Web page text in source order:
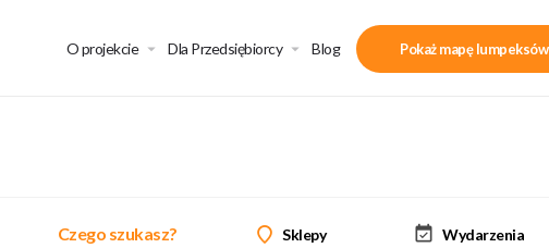
O projekcie Dla Przedsiębiorcy Blog Pokaż mapę lumpeksów
Czego szukasz? Sklepy Wydarzenia